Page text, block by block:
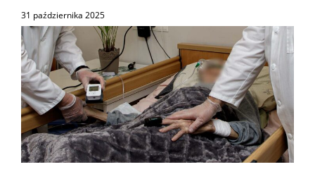
31 października 2025